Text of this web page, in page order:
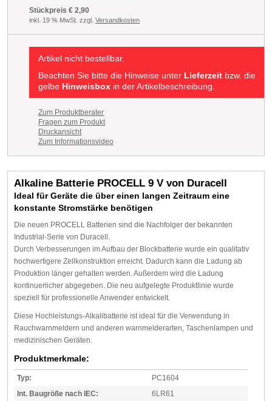
Stückpreis € 2,90
inkl. 19 % MwSt. zzgl. Versandkosten
Artikel nicht bestellbar.
Beachten Sie bitte die Hinweise unter Lieferzeit bzw. die
gelbe Hinweisbox in der Artikelbeschreibung.
Zum Produktberater
Fragen zum Produkt
Druckansicht
Zum Informationsvideo
Alkaline Batterie PROCELL 9 V von Duracell
Ideal für Geräte die über einen langen Zeitraum eine
konstante Stromstärke benötigen
Die neuen PROCELL Batterien sind die Nachfolger der bekannten
Industrial-Serie von Duracell.
Durch Verbesserungen im Aufbau der Blockbatterie wurde ein qualitativ
hochwertigere Zellkonstruktion erreicht. Dadurch kann die Ladung ab
Produktion länger gehalten werden. Außerdem wird die Ladung
kontinuerlicher abgegeben. Die neu aufgelegte Produktlinie wurde
speziell für professionelle Anwender entwickelt.
Diese Hochleistungs-Alkalibatterie ist ideal für die Verwendung in
Rauchwarnmeldern und anderen warnmelderarten, Taschenlampen und
medizinischen Geräten.
Produktmerkmale:
Typ:
PC1604
Int. Baugröße nach IEC:
6LR61